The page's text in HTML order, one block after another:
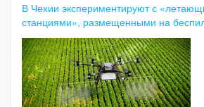
В Чехии экспериментируют с
станциями», размещенными на